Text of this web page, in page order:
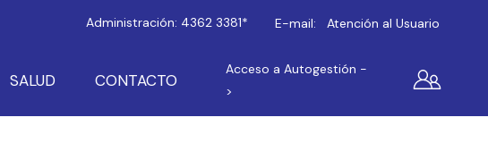
Administración: 4362 3381* E-mail: Atención al Usuario
SALUD CONTACTO
Acceso a Autogestión -
>